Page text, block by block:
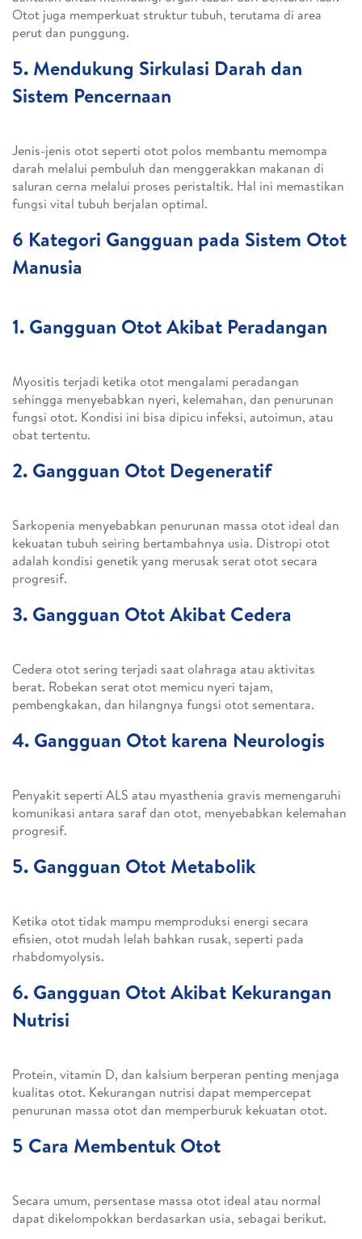
Otot juga memperkuat struktur tubuh, terutama di area
perut dan punggung.
5. Mendukung Sirkulasi Darah dan
Sistem Pencernaan
Jenis-jenis otot seperti otot polos membantu memompa
darah melalui pembuluh dan menggerakkan makanan di
saluran cerna melalui proses peristaltik. Hal ini memastikan
fungsi vital tubuh berjalan optimal.
6 Kategori Gangguan pada Sistem Otot
Manusia
1. Gangguan Otot Akibat Peradangan
Myositis terjadi ketika otot mengalami peradangan
sehingga menyebabkan nyeri, kelemahan, dan penurunan
fungsi otot. Kondisi ini bisa dipicu infeksi, autoimun, atau
obat tertentu.
2. Gangguan Otot Degeneratif
Sarkopenia menyebabkan penurunan massa otot ideal dan
kekuatan tubuh seiring bertambahnya usia. Distropi otot
adalah kondisi genetik yang merusak serat otot secara
progresif.
3. Gangguan Otot Akibat Cedera
Cedera otot sering terjadi saat olahraga atau aktivitas
berat. Robekan serat otot memicu nyeri tajam,
pembengkakan, dan hilangnya fungsi otot sementara.
4. Gangguan Otot karena Neurologis
Penyakit seperti ALS atau myasthenia gravis memengaruhi
komunikasi antara saraf dan otot, menyebabkan kelemahan
progresif.
5. Gangguan Otot Metabolik
Ketika otot tidak mampu memproduksi energi secara
efisien, otot mudah lelah bahkan rusak, seperti pada
rhabdomyolysis.
6. Gangguan Otot Akibat Kekurangan
Nutrisi
Protein, vitamin D, dan kalsium berperan penting menjaga
kualitas otot. Kekurangan nutrisi dapat mempercepat
penurunan massa otot dan memperburuk kekuatan otot.
5 Cara Membentuk Otot
Secara umum, persentase massa otot ideal atau normal
dapat dikelompokkan berdasarkan usia, sebagai berikut.